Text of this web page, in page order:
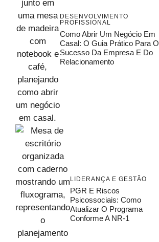
DESENVOLVIMENTO
PROFISSIONAL
Como Abrir Um Negócio Em
Casal: O Guia Prático Para O
Sucesso Da Empresa E Do
Relacionamento
LIDERANÇA E GESTÃO
PGR E Riscos
Psicossociais: Como
Atualizar O Programa
Conforme A NR-1